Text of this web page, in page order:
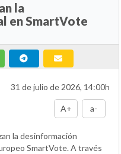
la
en SmartVote
31 de julio de 2026, 14:00h
A+ a-
la desinformación
SmartVote. A través